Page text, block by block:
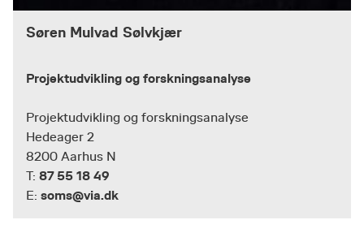
Søren Mulvad Sølvkjær
Projektudvikling og forskningsanalyse
Projektudvikling og forskningsanalyse
Hedeager 2
8200 Aarhus N
T: 87 55 18 49
E: soms@via.dk